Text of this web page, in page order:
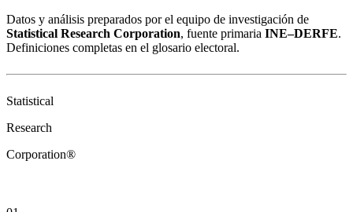
Datos y análisis preparados por el equipo de investigación de
Statistical Research Corporation, fuente primaria INE–DERFE.
Definiciones completas en el glosario electoral.
Statistical
Research
Corporation®